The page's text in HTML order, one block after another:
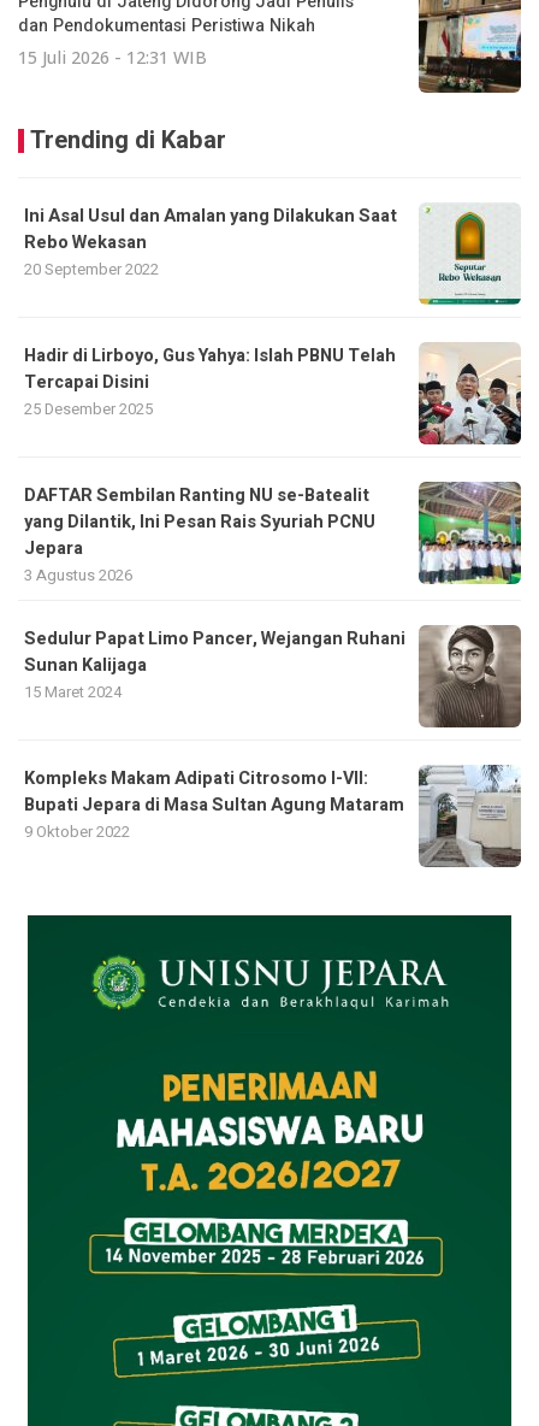
dan Pendokumentasi Peristiwa Nikah
15 Juli 2026 - 12:31 WIB
Trending di Kabar
Ini Asal Usul dan Amalan yang Dilakukan Saat
Rebo Wekasan
20 September 2022
Hadir di Lirboyo, Gus Yahya: Islah PBNU Telah
Tercapai Disini
25 Desember 2025
DAFTAR Sembilan Ranting NU se-Batealit
yang Dilantik, Ini Pesan Rais Syuriah PCNU
Jepara
3 Agustus 2026
Sedulur Papat Limo Pancer, Wejangan Ruhani
Sunan Kalijaga
15 Maret 2024
Kompleks Makam Adipati Citrosomo I-VII:
Bupati Jepara di Masa Sultan Agung Mataram
9 Oktober 2022